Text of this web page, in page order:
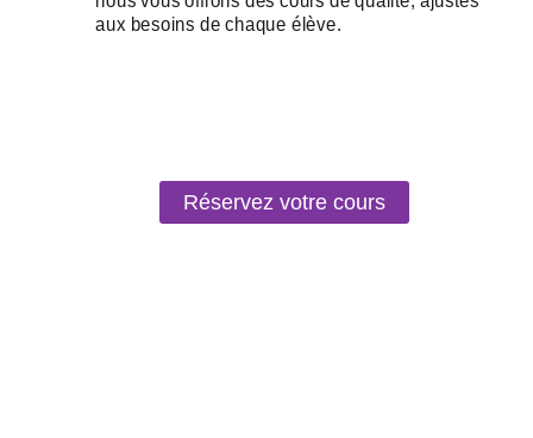
Réservez votre cours